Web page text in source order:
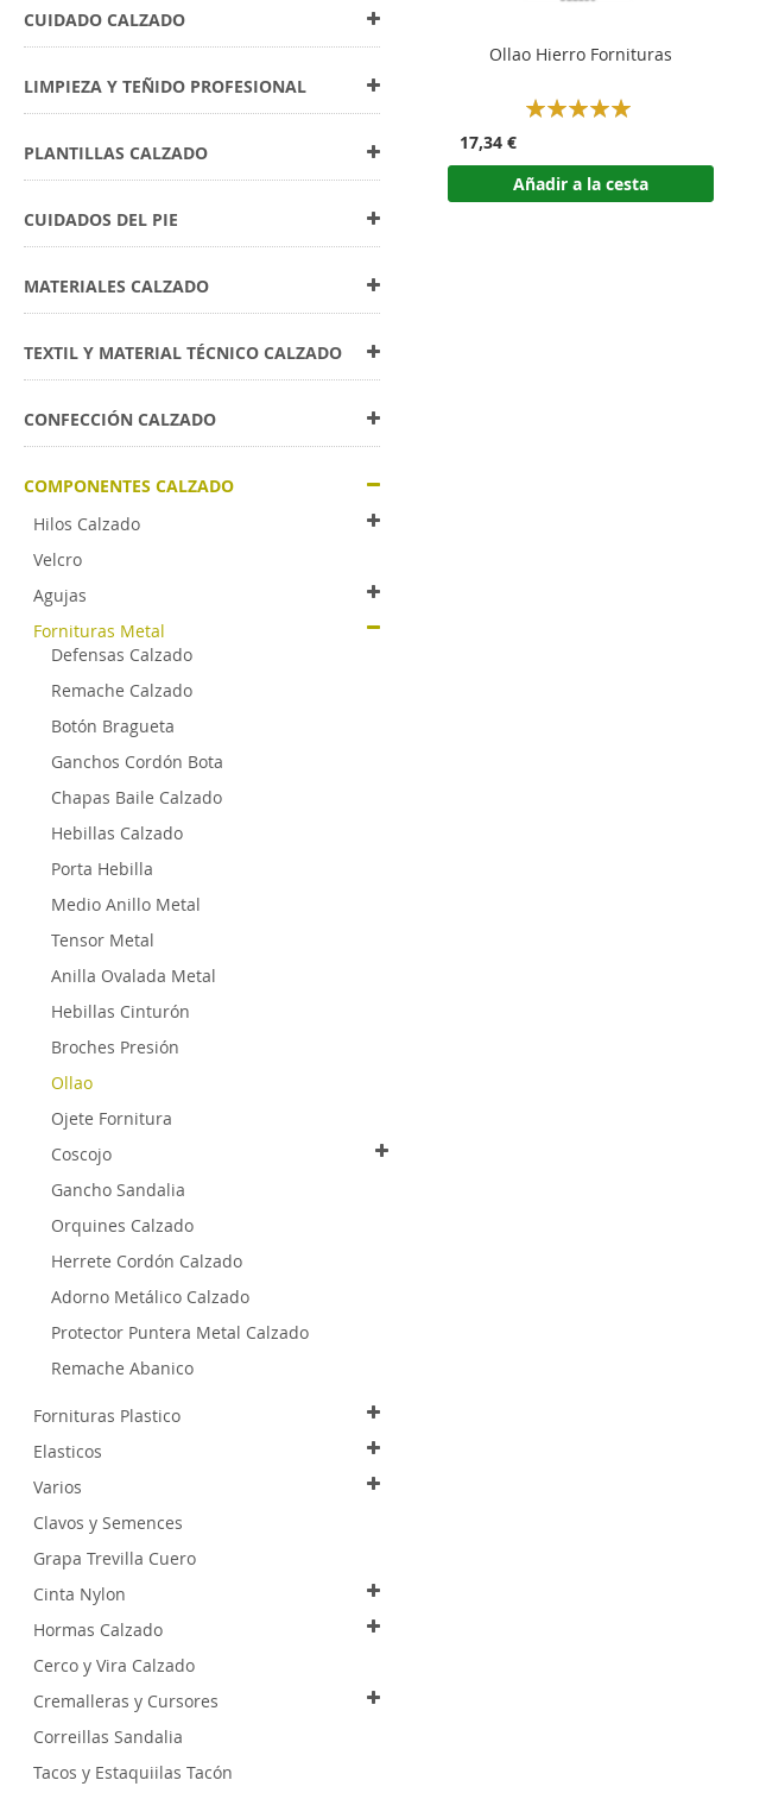
Ollao Hierro Fornituras
Rating:
17,34 €
Añadir a la cesta
CUIDADO CALZADO
LIMPIEZA Y TEÑIDO PROFESIONAL
PLANTILLAS CALZADO
CUIDADOS DEL PIE
MATERIALES CALZADO
TEXTIL Y MATERIAL TÉCNICO CALZADO
CONFECCIÓN CALZADO
COMPONENTES CALZADO
Hilos Calzado
Velcro
Agujas
Fornituras Metal
Defensas Calzado
Remache Calzado
Botón Bragueta
Ganchos Cordón Bota
Chapas Baile Calzado
Hebillas Calzado
Porta Hebilla
Medio Anillo Metal
Tensor Metal
Anilla Ovalada Metal
Hebillas Cinturón
Broches Presión
Ollao
Ojete Fornitura
Coscojo
Gancho Sandalia
Orquines Calzado
Herrete Cordón Calzado
Adorno Metálico Calzado
Protector Puntera Metal Calzado
Remache Abanico
Fornituras Plastico
Elasticos
Varios
Clavos y Semences
Grapa Trevilla Cuero
Cinta Nylon
Hormas Calzado
Cerco y Vira Calzado
Cremalleras y Cursores
Correillas Sandalia
Tacos y Estaquiilas Tacón